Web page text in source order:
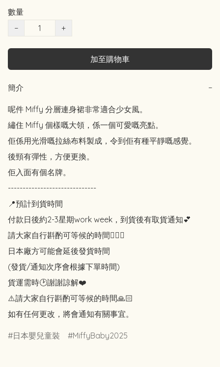
數量
−
+
加至購物車
簡介 −
呢件 Miffy 分層連身裙非常適合少女風。
繡住 Miffy 個樣嘅大領，係一個可愛嘅亮點。
佢係用光滑嘅拉絲布料製成，令到佢有種平靜嘅感覺。
後頸有彈性，方便更換。
佢入面有個名牌。
------------------------------
📍預計到貨時間
付款日後約2-3星期work week，到貨後有取貨通知💕
請大家自行斟酌可等候的時間🙇🏻‍♀️
日本廠方可能會延後發貨時間
(發貨/通知次序會根據下單時間)
貨運需時🕑謝謝諒解❤️
⚠️請大家自行斟酌可等候的時間🙏🏻
如有任何更改，將會通知有關事宜。
日本嬰兒童裝 MiffyBaby2025